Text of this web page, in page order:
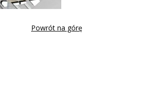
Powrót na górę